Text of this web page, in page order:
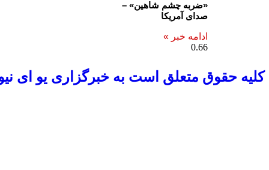
«ضربه چشم شاهین» –
صدای آمریکا
ادامه خبر »
کلیه حقوق متعلق است به خبرگزاری یو ای